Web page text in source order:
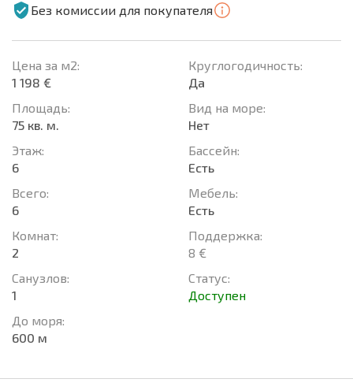
Без комиссии для покупателя
Цена за м2:
1 198 €
Площадь:
75 кв. м.
Этаж:
6
Всего:
6
Комнат:
2
Санузлов:
1
До моря:
600 м
Круглогодичность:
Да
Вид на море:
Нет
Басcейн:
Есть
Мебель:
Есть
Поддержка:
8 €
Статус:
Доступен